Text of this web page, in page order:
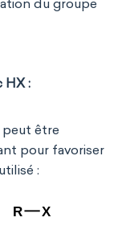
du groupe
HX :
peut être
pour favoriser
: